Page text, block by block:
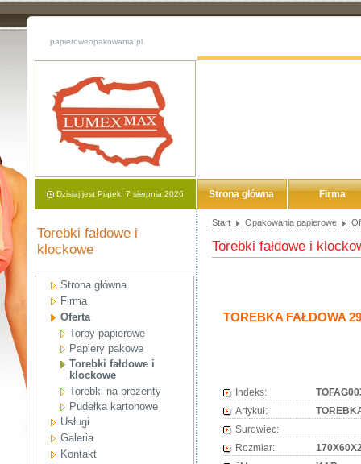
papieroweopakowania.pl
Dzisiaj jest Piątek, 7 sierpnia 2026 Strona główna Firma
Torebki fałdowe i
klockowe
Strona główna
Firma
Oferta
Torby papierowe
Papiery pakowe
Torebki fałdowe i
klockowe
Torebki na prezenty
Pudełka kartonowe
Usługi
Galeria
Kontakt
Start Opakowania papierowe
Torebki fałdowe i
TOREBKA FAŁDOWA
Indeks:
Artykuł:
Surowiec:
Rozmiar: